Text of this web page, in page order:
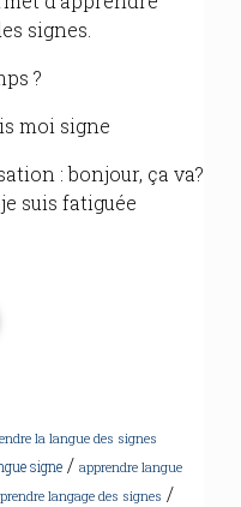
signes.
?
moi signe
: bonjour, ça va?
suis fatiguée
la langue des signes
signe / apprendre langue
langage des signes /